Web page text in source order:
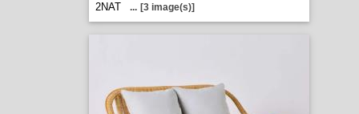
2NAT
... [3 image(s)]